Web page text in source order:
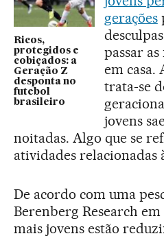
Ricos,
protegidos e
cobiçados: a
Geração Z
desponta no
futebol
brasileiro
gerações
passar
em casa.
trata-se
jovens
noitadas. Algo que se
atividades relacionadas
De acordo com uma
Berenberg Research em
mais jovens estão